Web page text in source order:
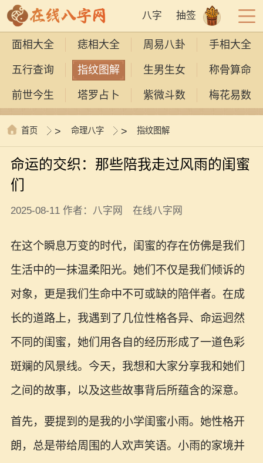
八字 抽签
面相大全 痣相大全 周易八卦 手相大全
五行查询 指纹图解 生男生女 称骨算命
前世今生 塔罗占卜 紫微斗数 梅花易数
首页 > 命理八字 > 指纹图解
命运的交织：那些陪我走过风雨的闺蜜
们
2025-08-11 作者：八字网 在线八字网
在这个瞬息万变的时代，闺蜜的存在仿佛是我们
生活中的一抹温柔阳光。她们不仅是我们倾诉的
对象，更是我们生命中不可或缺的陪伴者。在成
长的道路上，我遇到了几位性格各异、命运迥然
不同的闺蜜，她们用各自的经历形成了一道色彩
斑斓的风景线。今天，我想和大家分享我和她们
之间的故事，以及这些故事背后所蕴含的深意。
首先，要提到的是我的小学闺蜜小雨。她性格开
朗，总是带给周围的人欢声笑语。小雨的家境并